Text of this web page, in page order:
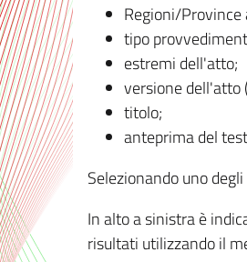
Regioni/Province
tipo
estremi dell'atto;
versione dell'atto
titolo;
anteprima del
Selezionando uno
In alto a sinistra è
risultati utilizzando il